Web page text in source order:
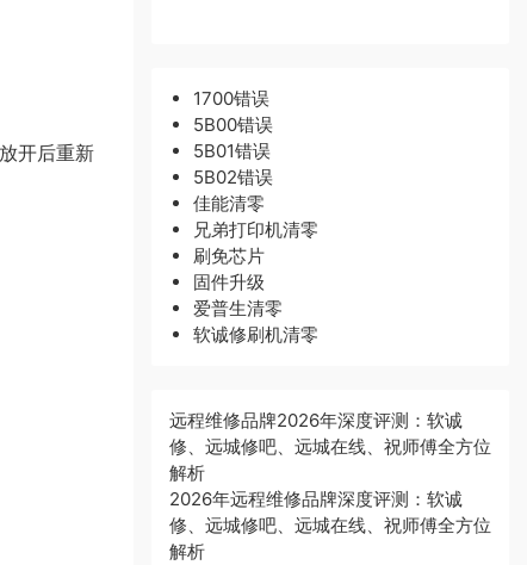
开后重新
1700错误
5B00错误
5B01错误
5B02错误
佳能清零
兄弟打印机清零
刷免芯片
固件升级
爱普生清零
软诚修刷机清零
远程维修品牌2026年深度评测：软诚
修、远城修吧、远城在线、祝师傅全方位
解析
2026年远程维修品牌深度评测：软诚
修、远城修吧、远城在线、祝师傅全方位
解析